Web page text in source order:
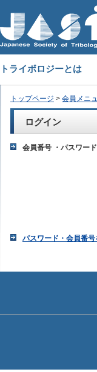
トライボロジーとは
トップページ > 会員メニ
ログイン
会員番号 ・パスワー
パスワード・会員番